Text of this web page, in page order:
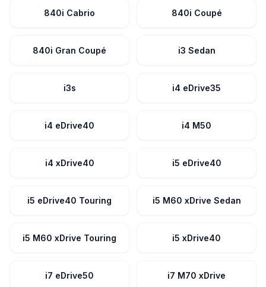
840i Cabrio 840i Coupé
840i Gran Coupé i3 Sedan
i3s i4 eDrive35
i4 eDrive40 i4 M50
i4 xDrive40 i5 eDrive40
i5 eDrive40 Touring i5 M60 xDrive Sedan
i5 M60 xDrive Touring i5 xDrive40
i7 eDrive50 i7 M70 xDrive